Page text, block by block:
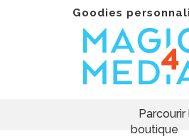
Goodies
Parcourir
boutique